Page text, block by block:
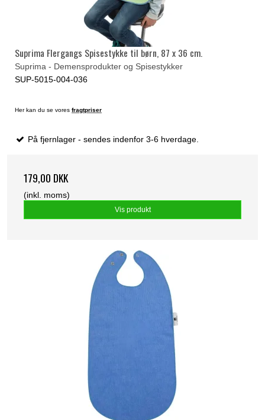
Suprima Flergangs Spisestykke til børn, 87 x 36 cm.
Suprima - Demensprodukter og Spisestykker
SUP-5015-004-036
Her kan du se vores fragtpriser
På fjernlager - sendes indenfor 3-6 hverdage.
179,00 DKK
(inkl. moms)
Vis produkt